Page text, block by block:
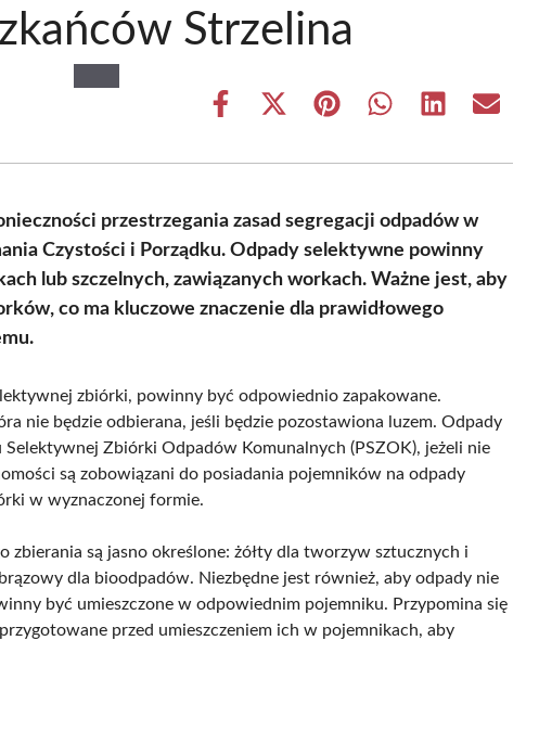
Strzelina
Share
Share
(Twitter)
Share Share Share Share
przestrzegania zasad segregacji odpadów w
Czystości i Porządku. Odpady selektywne powinny
lub szczelnych, zawiązanych workach. Ważne jest, aby
co ma kluczowe znaczenie dla prawidłowego
zbiórki, powinny być odpowiednio zapakowane.
nie będzie odbierana, jeśli będzie pozostawiona luzem. Odpady
Zbiórki Odpadów Komunalnych (PSZOK), jeżeli nie
są zobowiązani do posiadania pojemników na odpady
w wyznaczonej formie.
są jasno określone: żółty dla tworzyw sztucznych i
dla bioodpadów. Niezbędne jest również, aby odpady nie
być umieszczone w odpowiednim pojemniku. Przypomina się
przed umieszczeniem ich w pojemnikach, aby